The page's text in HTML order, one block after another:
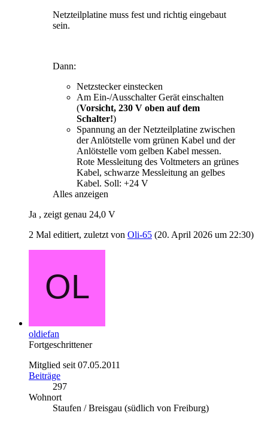
Netzteilplatine muss fest und richtig eingebaut
sein.
Dann:
Netzstecker einstecken
Am Ein-/Ausschalter Gerät einschalten
(Vorsicht, 230 V oben auf dem
Schalter!)
Spannung an der Netzteilplatine zwischen
der Anlötstelle vom grünen Kabel und der
Anlötstelle vom gelben Kabel messen.
Rote Messleitung des Voltmeters an grünes
Kabel, schwarze Messleitung an gelbes
Kabel. Soll: +24 V
Alles anzeigen
Ja , zeigt genau 24,0 V
2 Mal editiert, zuletzt von Oli-65 (20. April 2026 um 22:30)
oldiefan
Fortgeschrittener
Mitglied seit 07.05.2011
Beiträge
297
Wohnort
Staufen / Breisgau (südlich von Freiburg)